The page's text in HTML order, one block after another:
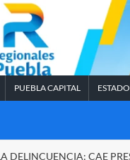
PUEBLA CAPITAL ESTADO
DELINCUENCIA; CAE